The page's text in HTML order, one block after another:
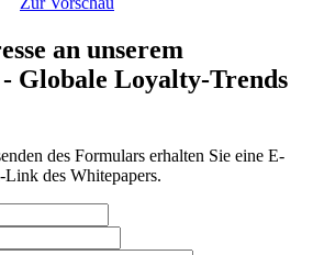
an unserem
Globale Loyalty-Trends
des Formulars erhalten Sie eine E-
des Whitepapers.